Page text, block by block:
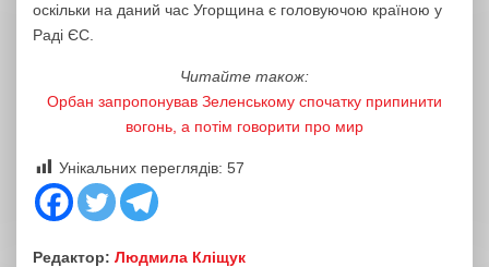
оскільки на даний час Угорщина є головуючою країною у
Раді ЄС.
Читайте також:
Орбан запропонував Зеленському спочатку припинити
вогонь, а потім говорити про мир
Унікальних переглядів: 57
Редактор: Людмила Кліщук